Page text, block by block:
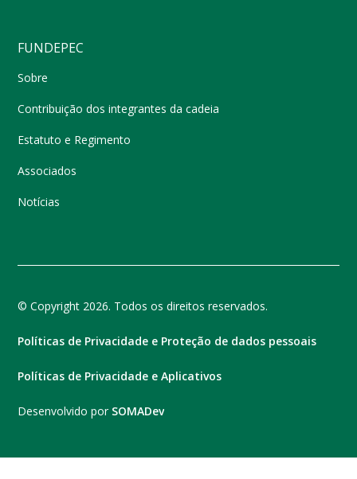
FUNDEPEC
Sobre
Contribuição dos integrantes da cadeia
Estatuto e Regimento
Associados
Notícias
© Copyright 2026. Todos os direitos reservados.
Políticas de Privacidade e Proteção de dados pessoais
Políticas de Privacidade e Aplicativos
Desenvolvido por SOMADev